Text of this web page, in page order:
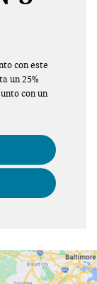
con este
un 25%
con un